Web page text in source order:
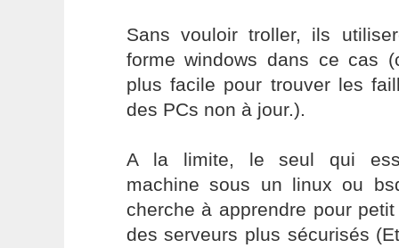
Sans vouloir troller, ils
forme windows dans ce cas
plus facile pour trouver les
des PCs non à jour.).
A la limite, le seul qui
machine sous un linux ou
cherche à apprendre pour
des serveurs plus sécurisés